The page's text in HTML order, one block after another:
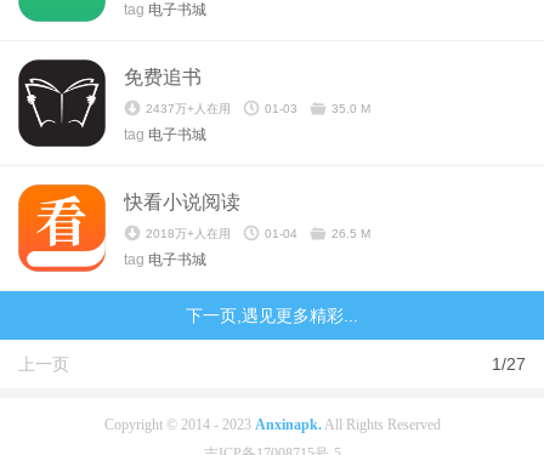
tag 电子书城
免费追书
2437万+人在用 01-03 35.0 M
tag 电子书城
快看小说阅读
2018万+人在用 01-04 26.5 M
tag 电子书城
下一页,遇见更多精彩...
1/27
上一页
Copyright © 2014 - 2023 Anxinapk.All Rights Reserved